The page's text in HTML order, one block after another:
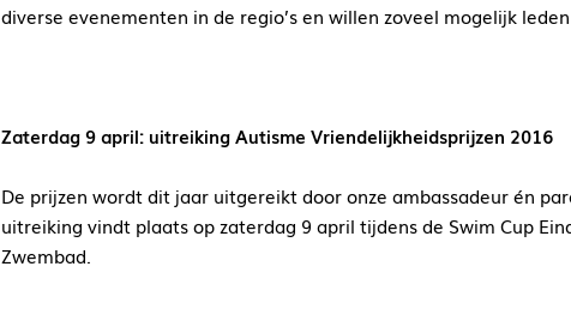
diverse evenementen in de regio’s en willen zoveel mogelijk
Zaterdag 9 april: uitreiking Autisme Vriendelijkheidsprijzen 2016
De prijzen wordt dit jaar uitgereikt door onze ambassadeur én
uitreiking vindt plaats op zaterdag 9 april tijdens de Swim Cup
Zwembad.